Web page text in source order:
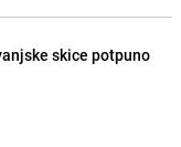
skice potpuno